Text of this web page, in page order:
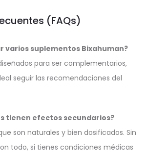
(FAQs)
varios suplementos Bixahuman?
para ser complementarios,
seguir las recomendaciones del
tienen efectos secundarios?
son naturales y bien dosificados. Sin
todo, si tienes condiciones médicas